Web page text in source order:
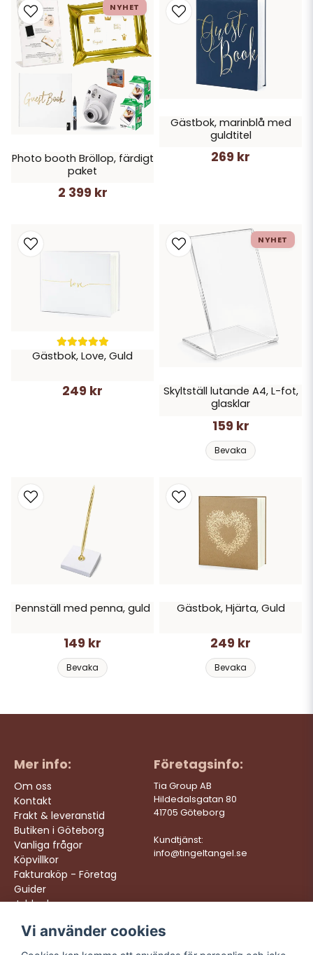
Photo booth Bröllop, färdigt
paket
2 399 kr
NYHET
Gästbok, marinblå med
guldtitel
269 kr
Gästbok, Love, Guld
249 kr
Skyltställ lutande A4, L-fot,
glasklar
159 kr
Bevaka
NYHET
Pennställ med penna, guld
149 kr
Bevaka
Gästbok, Hjärta, Guld
249 kr
Bevaka
Mer info:
Om oss
Kontakt
Frakt & leveranstid
Butiken i Göteborg
Vanliga frågor
Köpvillkor
Fakturaköp - Företag
Guider
Jobba hos oss
Företagsinfo:
Tia Group AB
Hildedalsgatan 80
41705 Göteborg
Kundtjänst:
info@tingeltangel.se
Följ oss: Vi levererar:
Vi använder cookies